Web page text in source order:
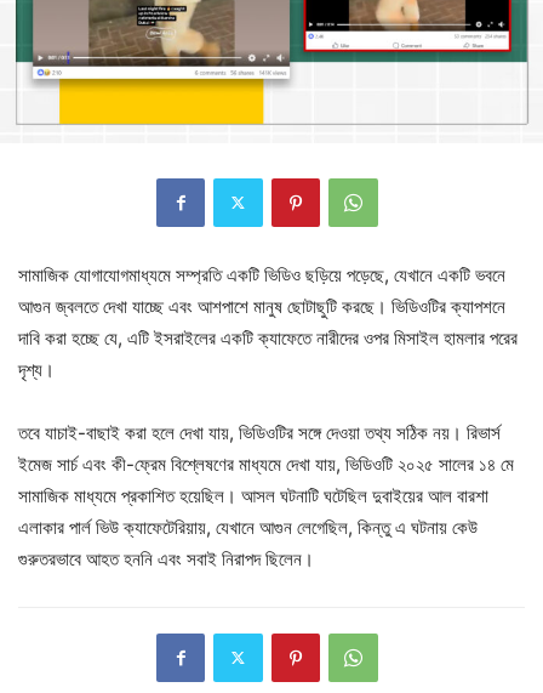
সামাজিক যোগাযোগমাধ্যমে সম্প্রতি একটি ভিডিও ছড়িয়ে পড়েছে, যেখানে একটি ভবনে
আগুন জ্বলতে দেখা যাচ্ছে এবং আশপাশে মানুষ ছোটাছুটি করছে। ভিডিওটির ক্যাপশনে
দাবি করা হচ্ছে যে, এটি ইসরাইলের একটি ক্যাফেতে নারীদের ওপর মিসাইল হামলার পরের
দৃশ্য।
তবে যাচাই-বাছাই করা হলে দেখা যায়, ভিডিওটির সঙ্গে দেওয়া তথ্য সঠিক নয়। রিভার্স
ইমেজ সার্চ এবং কী-ফ্রেম বিশ্লেষণের মাধ্যমে দেখা যায়, ভিডিওটি ২০২৫ সালের ১৪ মে
সামাজিক মাধ্যমে প্রকাশিত হয়েছিল। আসল ঘটনাটি ঘটেছিল দুবাইয়ের আল বারশা
এলাকার পার্ল ভিউ ক্যাফেটেরিয়ায়, যেখানে আগুন লেগেছিল, কিন্তু এ ঘটনায় কেউ
গুরুতরভাবে আহত হননি এবং সবাই নিরাপদ ছিলেন।